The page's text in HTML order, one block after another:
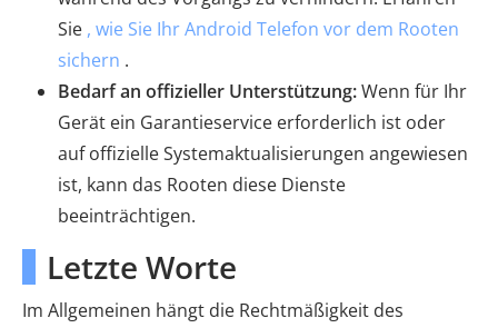
Sie , wie Sie Ihr Android Telefon vor dem Rooten
sichern .
Bedarf an offizieller Unterstützung:Wenn für Ihr
Gerät ein Garantieservice erforderlich ist oder
auf offizielle Systemaktualisierungen angewiesen
ist, kann das Rooten diese Dienste
beeinträchtigen.
Letzte Worte
Im Allgemeinen hängt die Rechtmäßigkeit des